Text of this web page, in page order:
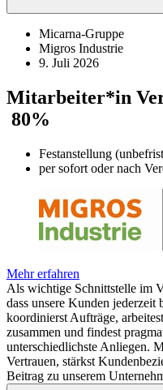
Micarna-Gruppe
Migros Industrie
9. Juli 2026
Mitarbeiter*in
80%
Festanstellung
per sofort oder nach
Mehr erfahren
Als wichtige Schnittstelle im
dass unsere Kunden jederzeit
koordinierst Aufträge,
zusammen und findest
unterschiedlichste Anliegen.
Vertrauen, stärkst
Beitrag zu unserem